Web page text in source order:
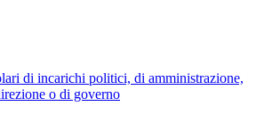
di incarichi politici, di amministrazione,
o di governo